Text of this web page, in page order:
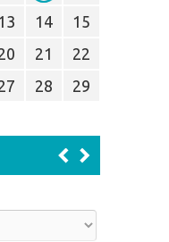
13 14
15
21
22
28
29